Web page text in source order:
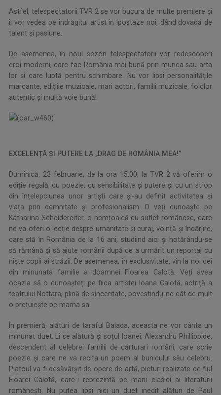
Astfel, telespectatorii TVR 2 se vor bucura de multe premiere și
îl vor vedea pe îndrăgitul artist în ipostaze noi, dând dovadă de
talent şi pasiune.
De asemenea, în noul sezon telespectatorii vor redescoperi
eroi moderni, care fac România mai bună prin munca sau arta
lor și care luptă pentru schimbare. Nu vor lipsi personalitățile
marcante, edițiile muzicale, mari actori, familii muzicale, folclor
autentic și multă voie bună!
EXCELENȚĂ ȘI PUTERE LA „DRAG DE ROMÂNIA MEA!”
Duminică, 23 februarie, de la ora 15.00, la TVR 2 vă oferim o
ediție regală, cu poezie, cu sensibilitate și putere și cu un strop
din înțelepciunea unor artiști care și-au definit activitatea și
viața prin demnitate și profesionalism. O veți cunoaște pe
Katharina Scheidereiter, o nemțoaică cu suflet românesc, care
ne va oferi o lecție despre umanitate și curaj, voință și îndârjire,
care stă în România de la 16 ani, studiind aici și hotărându-se
să rămână și să ajute românii după ce a urmărit un reportaj cu
niște copii ai străzii. De asemenea, în exclusivitate, vin la noi cei
din minunata familie a doamnei Floarea Calotă. Veți avea
ocazia să o cunoașteți pe fiica artistei Ioana Calotă, actriță a
teatrului Nottara, plină de sinceritate, povestindu-ne cât de mult
o prețuiește pe mama sa.
În premieră, alături de taraful Balada, aceasta ne vor cânta un
minunat duet. Li se alătură și soțul Ioanei, Alexandru Phillippide,
descendent al celebrei familii de cărturari români, care scrie
poezie și care ne va recita un poem al bunicului său celebru.
Platoul va fi desăvârșit de opere de artă, picturi realizate de fiul
Floarei Calotă, care-i reprezintă pe marii clasici ai literaturii
românești. Nu putea lipsi nici un duet inedit alături de Paul